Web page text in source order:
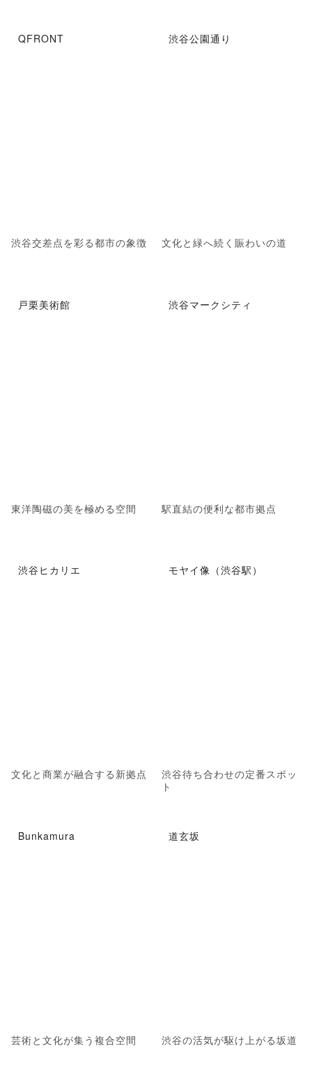
QFRONT
渋谷交差点を彩る都市の象徴
渋谷公園通り
文化と緑へ続く賑わいの道
戸栗美術館
東洋陶磁の美を極める空間
渋谷マークシティ
駅直結の便利な都市拠点
渋谷ヒカリエ
文化と商業が融合する新拠点
モヤイ像（渋谷駅）
渋谷待ち合わせの定番スポッ
ト
Bunkamura
芸術と文化が集う複合空間
道玄坂
渋谷の活気が駆け上がる坂道